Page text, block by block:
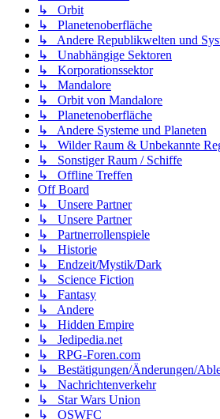
↳ Orbit
↳ Planetenoberfläche
↳ Andere Republikwelten und
↳ Unabhängige Sektoren
↳ Korporationssektor
↳ Mandalore
↳ Orbit von Mandalore
↳ Planetenoberfläche
↳ Andere Systeme und Planeten
↳ Wilder Raum & Unbekannte
↳ Sonstiger Raum / Schiffe
↳ Offline Treffen
Off Board
↳ Unsere Partner
↳ Unsere Partner
↳ Partnerrollenspiele
↳ Historie
↳ Endzeit/Mystik/Dark
↳ Science Fiction
↳ Fantasy
↳ Andere
↳ Hidden Empire
↳ Jedipedia.net
↳ RPG-Foren.com
↳ Bestätigungen/Änderungen/
↳ Nachrichtenverkehr
↳ Star Wars Union
↳ OSWFC